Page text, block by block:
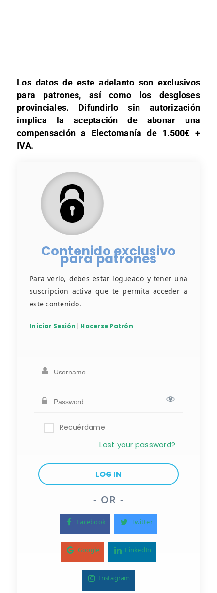
Los datos de este adelanto son exclusivos
para patrones, así como los desgloses
provinciales. Difundirlo sin autorización
implica la aceptación de abonar una
compensación a Electomanía de 1.500€ +
IVA.
Contenido exclusivo
para patrones
Para verlo, debes estar logueado y tener una
suscripción activa que te permita acceder a
este contenido.
Iniciar Sesión | Hacerse Patrón
Recuérdame
Lost your password?
- OR -
Facebook Twitter
Google LinkedIn
Instagram